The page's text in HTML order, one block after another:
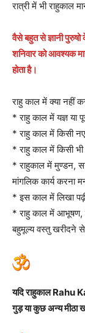
रात्री में भी राहुकाल
वैसे बहुत से ज्ञानी
शनिवार को आवश्यक
होता है।
राहु काल में क्या नहीं
* राहु काल में यज्ञ
* राहु काल में किसी
* राहु काल में किसी भी
* राहुकाल में मुण्डन,
मांगलिक कार्य करना
* इस काल में लिखा
* राहु काल में आभूषण,
बहुमूल्य वस्तु खरीदने से
यदि राहुकाल Rahu
गुड़ या कुछ अन्य मीठा